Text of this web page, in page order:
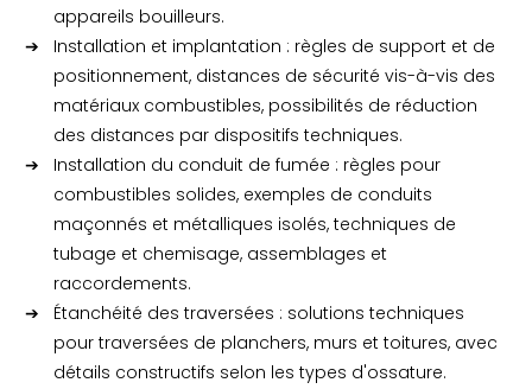
appareils bouilleurs.
Installation et implantation : règles de support et de
positionnement, distances de sécurité vis-à-vis des
matériaux combustibles, possibilités de réduction
des distances par dispositifs techniques.
Installation du conduit de fumée : règles pour
combustibles solides, exemples de conduits
maçonnés et métalliques isolés, techniques de
tubage et chemisage, assemblages et
raccordements.
Étanchéité des traversées : solutions techniques
pour traversées de planchers, murs et toitures, avec
détails constructifs selon les types d'ossature.